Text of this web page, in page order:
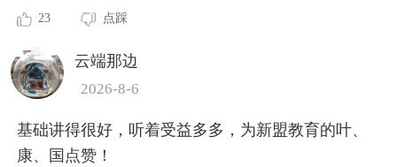
23 点踩
云端那边
2026-8-6
基础讲得很好，听着受益多多，为新盟教育的叶、
康、国点赞！